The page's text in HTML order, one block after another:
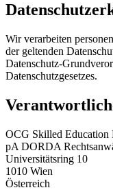
Wir verarbeiten
der geltenden
Datenschutz-
Datenschutzgesetzes.
OCG Skilled
pA DORDA
Universitätsring 10
1010 Wien
Österreich